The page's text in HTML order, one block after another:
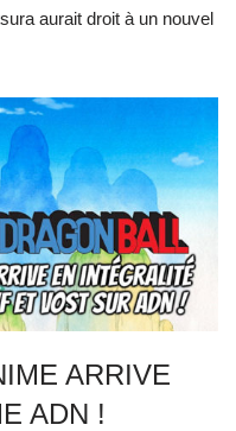
aurait droit à un nouvel
ARRIVE
ADN !